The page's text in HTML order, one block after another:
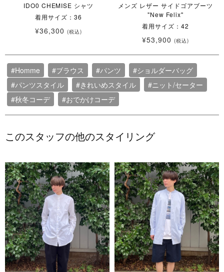
IDO0 CHEMISE シャツ
着用サイズ：36
¥36,300 (税込)
メンズ レザー サイドゴアブーツ
"New Felix"
着用サイズ：42
¥53,900 (税込)
#Homme #ブラウス #パンツ
#ショルダーバッグ
#パンツスタイル
#きれいめスタイル
#ニット/セーター
#秋冬コーデ
#おでかけコーデ
このスタッフの他のスタイリング